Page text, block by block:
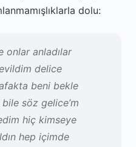
dolu:
onlar anladılar
delice
beni bekle
söz gelice’m
hiç kimseye
hep içimde